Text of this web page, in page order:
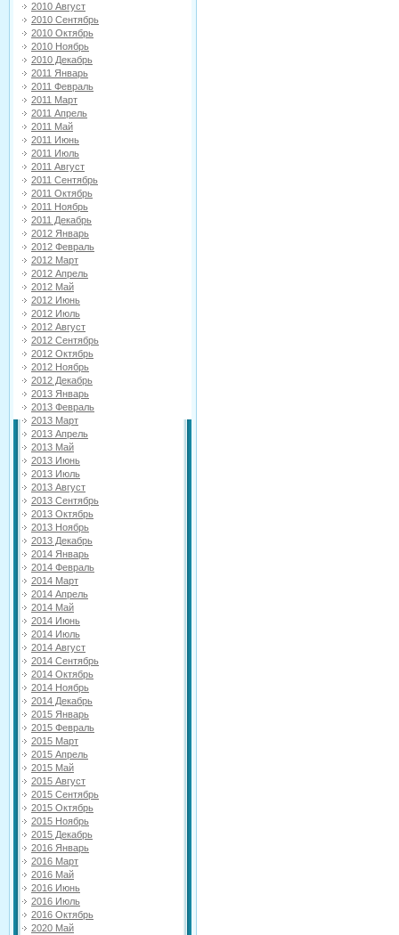
2010 Август
2010 Сентябрь
2010 Октябрь
2010 Ноябрь
2010 Декабрь
2011 Январь
2011 Февраль
2011 Март
2011 Апрель
2011 Май
2011 Июнь
2011 Июль
2011 Август
2011 Сентябрь
2011 Октябрь
2011 Ноябрь
2011 Декабрь
2012 Январь
2012 Февраль
2012 Март
2012 Апрель
2012 Май
2012 Июнь
2012 Июль
2012 Август
2012 Сентябрь
2012 Октябрь
2012 Ноябрь
2012 Декабрь
2013 Январь
2013 Февраль
2013 Март
2013 Апрель
2013 Май
2013 Июнь
2013 Июль
2013 Август
2013 Сентябрь
2013 Октябрь
2013 Ноябрь
2013 Декабрь
2014 Январь
2014 Февраль
2014 Март
2014 Апрель
2014 Май
2014 Июнь
2014 Июль
2014 Август
2014 Сентябрь
2014 Октябрь
2014 Ноябрь
2014 Декабрь
2015 Январь
2015 Февраль
2015 Март
2015 Апрель
2015 Май
2015 Август
2015 Сентябрь
2015 Октябрь
2015 Ноябрь
2015 Декабрь
2016 Январь
2016 Март
2016 Май
2016 Июнь
2016 Июль
2016 Октябрь
2020 Май